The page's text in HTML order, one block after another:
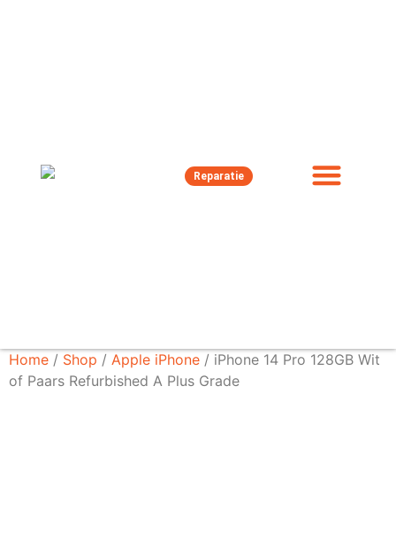
Reparatie
Home / Shop / Apple iPhone / iPhone 14 Pro 128GB Wit
of Paars Refurbished A Plus Grade